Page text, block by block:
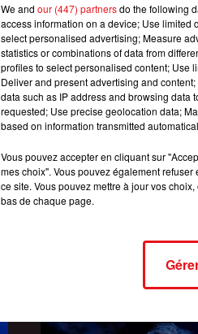
ÉCOUTEZ CERISE FM ET
SESSION DE JEU QUIZ ROOM
We and our (447) partnersdo the following
access information on a device; Use limited
select personalised advertising; Measure
statistics or combinations of data from
profiles to select personalised content; Use
Deliver and present advertising and
data such as IP address and browsing data
requested; Use precise geolocation data;
based on information transmitted
Vous pouvez accepter en cliquant sur
mes choix". Vous pouvez également
ce site. Vous pouvez mettre à jour vos
bas de chaque page.